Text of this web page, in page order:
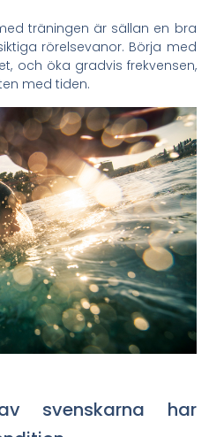
träningen är sällan en bra
rörelsevanor. Börja med
och öka gradvis frekvensen,
med tiden.
svenskarna har